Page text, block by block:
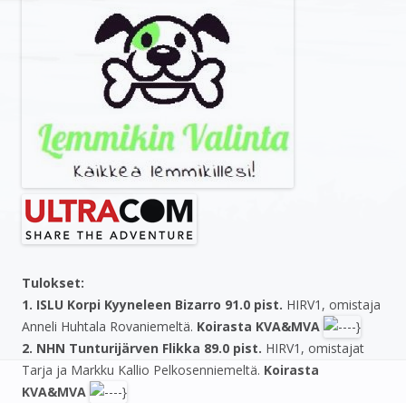
Tulokset:
1. ISLU Korpi Kyyneleen Bizarro 91.0 pist. HIRV1, omistaja
Anneli Huhtala Rovaniemeltä. Koirasta KVA&MVA
2. NHN Tunturijärven Flikka 89.0 pist. HIRV1, omistajat
Tarja ja Markku Kallio Pelkosenniemeltä. Koirasta
KVA&MVA